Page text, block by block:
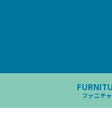
ファニチ